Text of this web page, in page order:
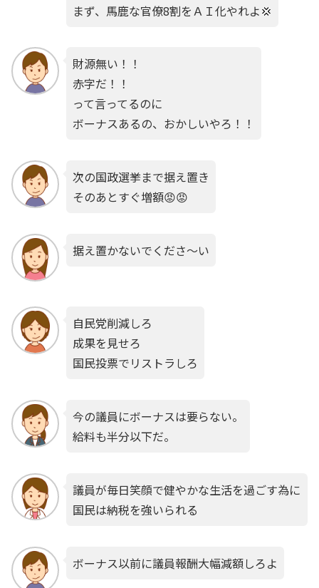
まず、馬鹿な官僚8割をＡＩ化やれよ💢
財源無い！！
赤字だ！！
って言ってるのに
ボーナスあるの、おかしいやろ！！
次の国政選挙まで据え置き
そのあとすぐ増額😡😡
据え置かないでくださ〜い
自民党削減しろ
成果を見せろ
国民投票でリストラしろ
今の議員にボーナスは要らない。
給料も半分以下だ。
議員が毎日笑顔で健やかな生活を過ごす為に
国民は納税を強いられる
ボーナス以前に議員報酬大幅減額しろよ